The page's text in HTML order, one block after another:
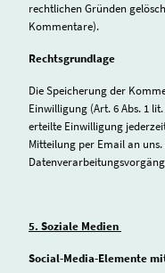
rechtlichen Gründen
Kommentare).
Rechtsgrundlage
Die Speicherung der
Einwilligung (Art. 6 Abs. 1
erteilte Einwilligung
Mitteilung per Email an
5. Soziale Medien
Social-Media-Elemente